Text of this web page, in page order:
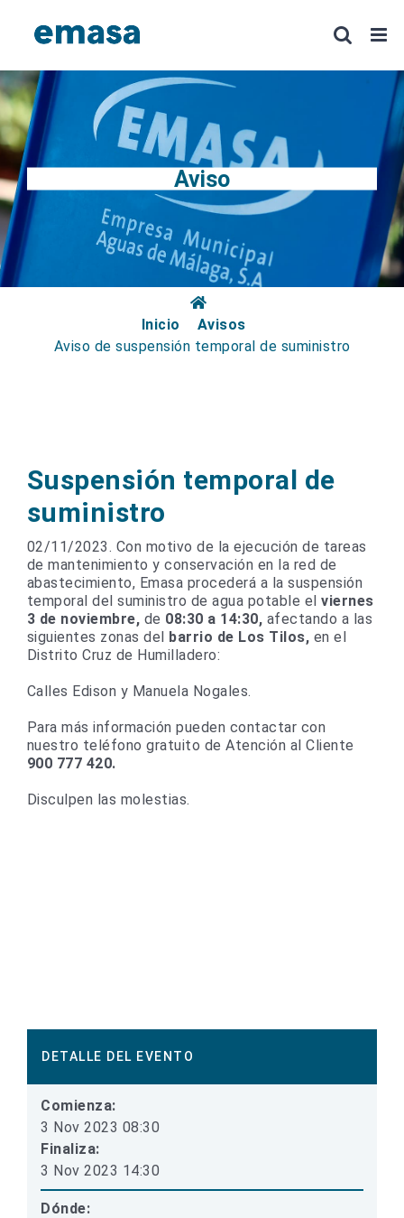
Aviso
Inicio
Avisos
Aviso de suspensión temporal de suministro
Suspensión temporal de
suministro
02/11/2023. Con motivo de la ejecución de tareas
de mantenimiento y conservación en la red de
abastecimiento, Emasa procederá a la suspensión
temporal del suministro de agua potable el viernes
3 de noviembre, de 08:30 a 14:30, afectando a las
siguientes zonas del barrio de Los Tilos, en el
Distrito Cruz de Humilladero:
Calles Edison y Manuela Nogales.
Para más información pueden contactar con
nuestro teléfono gratuito de Atención al Cliente
900 777 420.
Disculpen las molestias.
DETALLE DEL EVENTO
Comienza:
3 Nov 2023 08:30
Finaliza:
3 Nov 2023 14:30
Dónde: